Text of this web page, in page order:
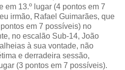
em 13.º lugar (4 pontos em 7
irmão, Rafael Guimarães, que
em 7 possíveis) no
no escalão Sub-14, João
à sua vontade, não
e derradeira sessão,
(3 pontos em 7 possíveis).